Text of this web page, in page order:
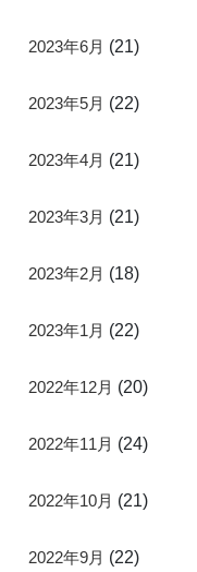
2023年6月 (21)
2023年5月 (22)
2023年4月 (21)
2023年3月 (21)
2023年2月 (18)
2023年1月 (22)
2022年12月 (20)
2022年11月 (24)
2022年10月 (21)
2022年9月 (22)